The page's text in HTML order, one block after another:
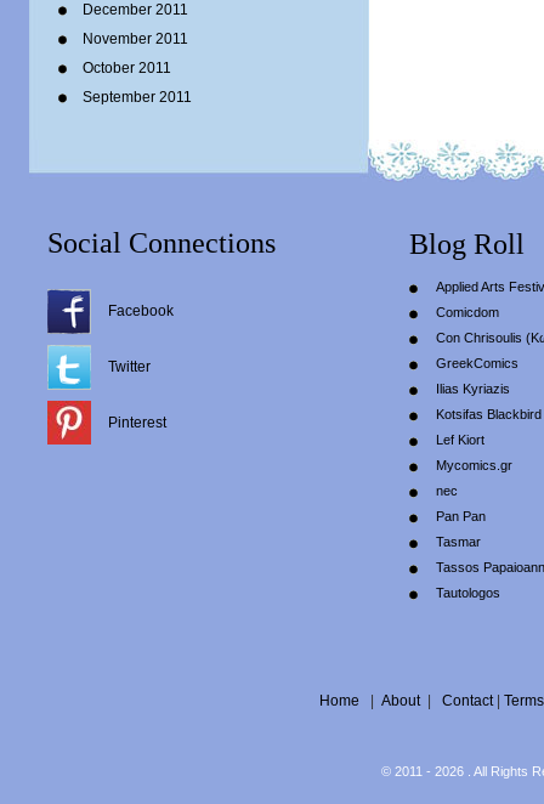
December 2011
November 2011
October 2011
September 2011
Social Connections
Facebook
Twitter
Pinterest
Blog Roll
Applied Arts
Comicdom
Con Chrisoulis
GreekComics
Ilias Kyriazis
Kotsifas Blackbird
Lef Kiort
Mycomics.gr
nec
Pan Pan
Tasmar
Tassos
Tautologos
Home About| Contact| Terms
© 2011 - 2026 . All Rights